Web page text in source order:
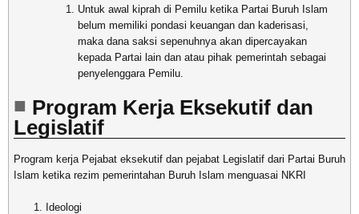
Untuk awal kiprah di Pemilu ketika Partai Buruh Islam
belum memiliki pondasi keuangan dan kaderisasi,
maka dana saksi sepenuhnya akan dipercayakan
kepada Partai lain dan atau pihak pemerintah sebagai
penyelenggara Pemilu.
Program Kerja Eksekutif dan
Legislatif
Program kerja Pejabat eksekutif dan pejabat Legislatif dari Partai Buruh
Islam ketika rezim pemerintahan Buruh Islam menguasai NKRI
Ideologi